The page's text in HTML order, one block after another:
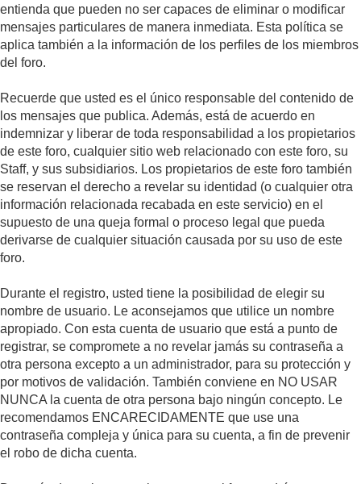
entienda que pueden no ser capaces de eliminar o modificar
mensajes particulares de manera inmediata. Esta política se
aplica también a la información de los perfiles de los miembros
del foro.
Recuerde que usted es el único responsable del contenido de
los mensajes que publica. Además, está de acuerdo en
indemnizar y liberar de toda responsabilidad a los propietarios
de este foro, cualquier sitio web relacionado con este foro, su
Staff, y sus subsidiarios. Los propietarios de este foro también
se reservan el derecho a revelar su identidad (o cualquier otra
información relacionada recabada en este servicio) en el
supuesto de una queja formal o proceso legal que pueda
derivarse de cualquier situación causada por su uso de este
foro.
Durante el registro, usted tiene la posibilidad de elegir su
nombre de usuario. Le aconsejamos que utilice un nombre
apropiado. Con esta cuenta de usuario que está a punto de
registrar, se compromete a no revelar jamás su contraseña a
otra persona excepto a un administrador, para su protección y
por motivos de validación. También conviene en NO USAR
NUNCA la cuenta de otra persona bajo ningún concepto. Le
recomendamos ENCARECIDAMENTE que use una
contraseña compleja y única para su cuenta, a fin de prevenir
el robo de dicha cuenta.